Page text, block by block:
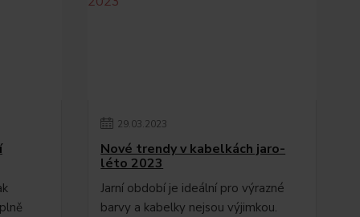
29.03.2023
Nové trendy v kabelkách jaro-
léto 2023
Jarní období je ideální pro výrazné
barvy a kabelky nejsou výjimkou.